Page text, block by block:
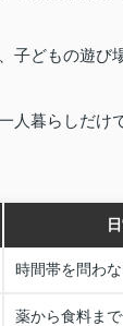
子どもの遊び
人暮らしだけ
時間帯を問わ
薬から食料ま